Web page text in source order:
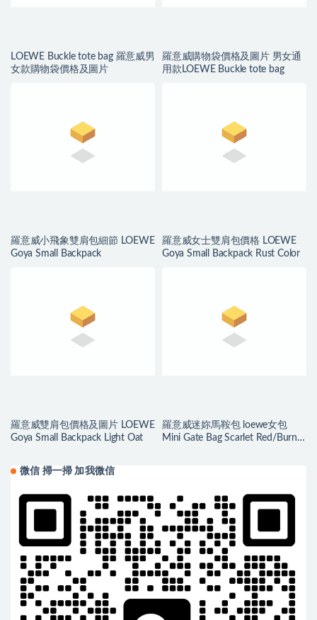
LOEWE Buckle tote bag 羅意威男
女款購物袋價格及圖片
羅意威購物袋價格及圖片 男女通
用款LOEWE Buckle tote bag
羅意威小飛象雙肩包細節 LOEWE
Goya Small Backpack
羅意威女士雙肩包價格 LOEWE
Goya Small Backpack Rust Color
羅意威雙肩包價格及圖片 LOEWE
Goya Small Backpack Light Oat
羅意威迷妳馬鞍包 loewe女包
Mini Gate Bag Scarlet Red/Burnt
微信 掃一掃 加我微信